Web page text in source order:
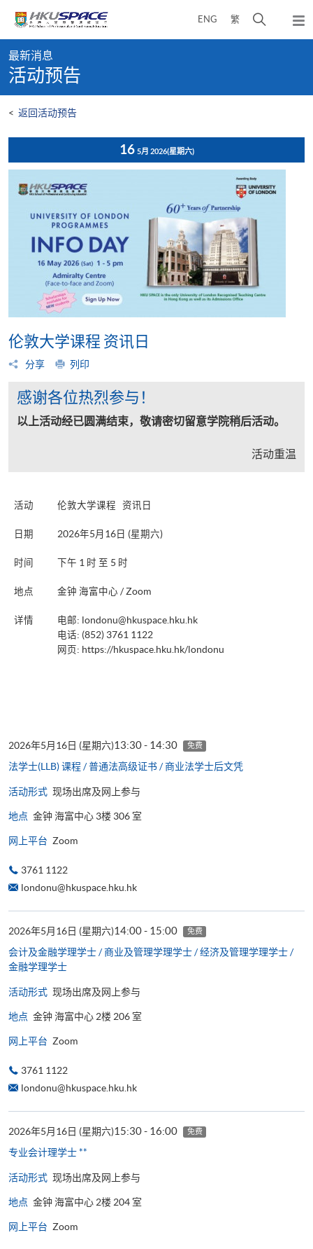
content
ENG 繁
开
弹
出
content
start
最新消息
活动预告
< 返回活动预告
16 5月 2026(星期六)
伦敦大学课程 资讯日
分享 列印
感谢各位热烈参与！
以上活动经已圆满结束，敬请密切留意学院稍后活动。
活动重温
活动 伦敦大学课程 资讯日
日期 2026年5月16日 (星期六)
时间 下午 1 时 至 5 时
地点 金钟 海富中心 / Zoom
详情 电邮: londonu@hkuspace.hku.hk
电话: (852) 3761 1122
网页: https://hkuspace.hku.hk/londonu
2026年5月16日 (星期六)13:30 - 14:30 免费
法学士(LLB) 课程 / 普通法高级证书 / 商业法学士后文凭
活动形式 现场出席及网上参与
地点 金钟 海富中心 3楼 306 室
网上平台 Zoom
3761 1122
londonu@hkuspace.hku.hk
2026年5月16日 (星期六)14:00 - 15:00 免费
会计及金融学理学士 / 商业及管理学理学士 / 经济及管理学理学士 /
金融学理学士
活动形式 现场出席及网上参与
地点 金钟 海富中心 2楼 206 室
网上平台 Zoom
3761 1122
londonu@hkuspace.hku.hk
2026年5月16日 (星期六)15:30 - 16:00 免费
专业会计理学士 **
活动形式 现场出席及网上参与
地点 金钟 海富中心 2楼 204 室
网上平台 Zoom